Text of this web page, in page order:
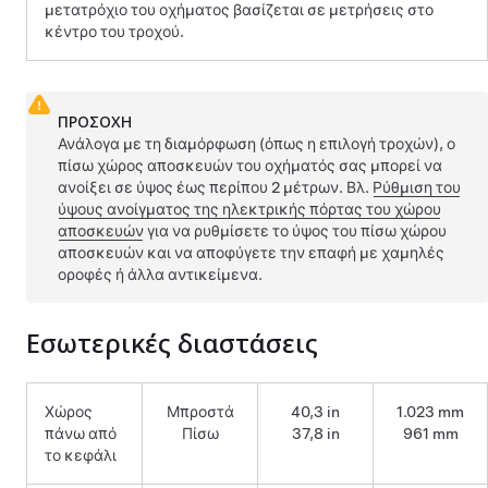
μετατρόχιο του οχήματος βασίζεται σε μετρήσεις στο
κέντρο του τροχού.
ΠΡΟΣΟΧΗ
Ανάλογα με τη διαμόρφωση (όπως η επιλογή τροχών), ο
πίσω χώρος αποσκευών του οχήματός σας μπορεί να
ανοίξει σε ύψος έως περίπου2 μέτρων. Βλ. Ρύθμιση του
ύψους ανοίγματος της ηλεκτρικής πόρτας του χώρου
αποσκευώνγια να ρυθμίσετε το ύψος του πίσω χώρου
αποσκευών και να αποφύγετε την επαφή με χαμηλές
οροφές ή άλλα αντικείμενα.
Εσωτερικές διαστάσεις
Χώρος
πάνω από
το κεφάλι
Μπροστά
Πίσω
40,3 in
37,8 in
1.023 mm
961 mm